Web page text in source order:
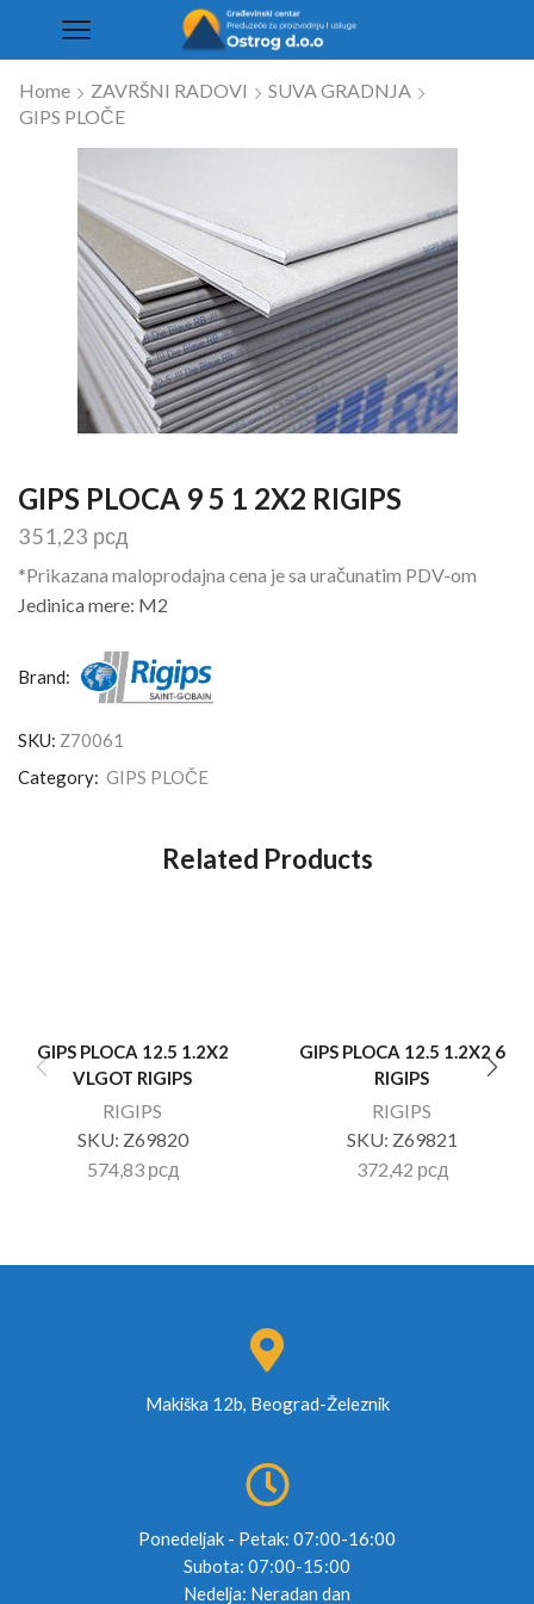
Home ZAVRŠNI RADOVI
SUVA GRADNJA
GIPS PLOČE
GIPS PLOCA 9 5 1 2X2 RIGIPS
351,23 рсд
*Prikazana maloprodajna cena je sa uračunatim PDV-om
Jedinica mere: M2
Brand:
SKU: Z70061
Category: GIPS PLOČE
Related Products
GIPS PLOCA 12.5 1.2X2
VLGOT RIGIPS
RIGIPS
SKU: Z69820
574,83 рсд
GIPS PLOCA 12.5 1.2X2 6
RIGIPS
RIGIPS
SKU: Z69821
372,42 рсд
Makiška 12b, Beograd-Železnik
Ponedeljak - Petak: 07:00-16:00
Subota: 07:00-15:00
Nedelja: Neradan dan